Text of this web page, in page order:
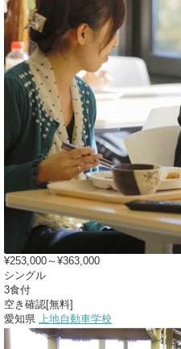
¥253,000～¥363,000
シングル
3食付
空き確認[無料]
愛知県
上地自動車学校